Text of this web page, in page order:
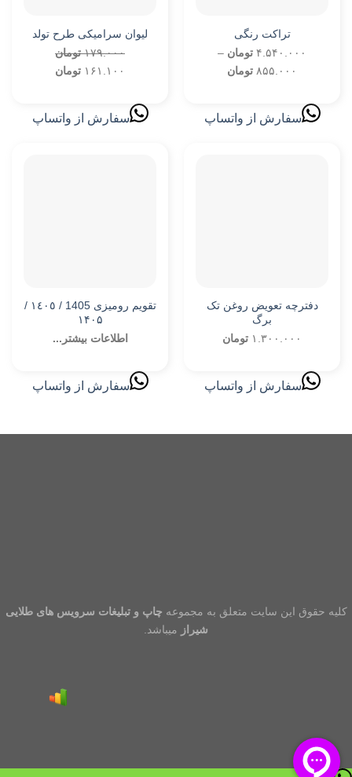
تراکت رنگی
۴.۵۴۰.۰۰۰ تومان –
۸۵۵.۰۰۰ تومان
through
سفارش از واتساپ
لیوان سرامیکی طرح تولد
۱۷۹.۰۰۰ تومان
قیمت
بود.
۱۶۱.۱۰۰ تومان
سفارش از واتساپ
دفترچه تعویض روغن تک
برگ
۱.۳۰۰.۰۰۰ تومان
سفارش از واتساپ
تقویم رومیزی 1405 / ١٤٠٥ /
۱۴۰۵
اطلاعات بیشتر...
سفارش از واتساپ
کلیه حقوق این سایت متعلق به مجموعه چاپ و تبلیغات سرویس های طلایی
شیراز میباشد.